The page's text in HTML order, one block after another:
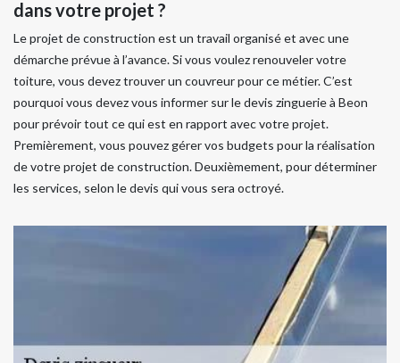
dans votre projet ?
Le projet de construction est un travail organisé et avec une
démarche prévue à l’avance. Si vous voulez renouveler votre
toiture, vous devez trouver un couvreur pour ce métier. C’est
pourquoi vous devez vous informer sur le devis zinguerie à Beon
pour prévoir tout ce qui est en rapport avec votre projet.
Premièrement, vous pouvez gérer vos budgets pour la réalisation
de votre projet de construction. Deuxièmement, pour déterminer
les services, selon le devis qui vous sera octroyé.